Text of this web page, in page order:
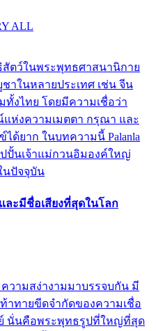
ALL
สัตว์ในพระพุทธศาสนานิกาย
าในหลายประเทศ เช่น จีน
ทั้งไทย โดยมีความเชื่อว่า
ห่งความเมตตา กรุณา และ
ด้ยาก ในบทความนี้ Palanla
ปั้นเจ้าแม่กวนอิมองค์ใหญ่
นปัจจุบัน
ะมีชื่อเสียงที่สุดในโลก
วามสง่างามมาบรรจบกัน มี
าทายขีดจำกัดของความเชื่อ
นั่นคือพระพุทธรูปที่ใหญ่ที่สุด